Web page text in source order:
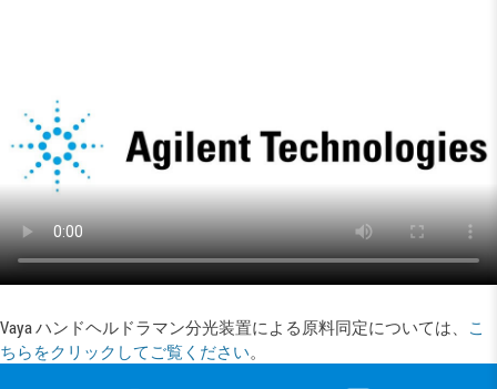
Vaya ハンドヘルドラマン分光装置による原料同定については、 こ
ちらをクリックしてご覧ください。